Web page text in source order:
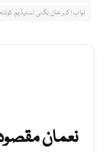
نواب اکبر خان بگٹی اسٹیڈیم کوئٹہ
نعمان